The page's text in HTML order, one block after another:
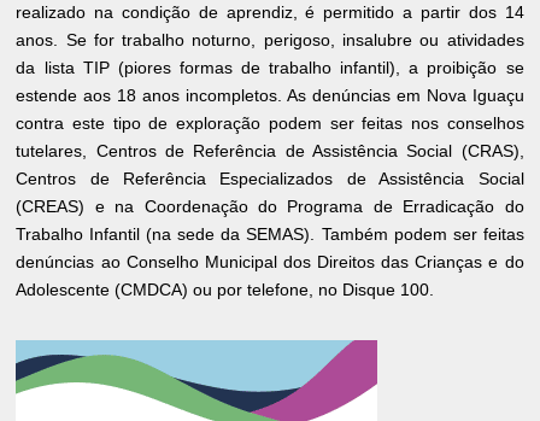
realizado na condição de aprendiz, é permitido a partir dos 14
anos. Se for trabalho noturno, perigoso, insalubre ou atividades
da lista TIP (piores formas de trabalho infantil), a proibição se
estende aos 18 anos incompletos. As denúncias em Nova Iguaçu
contra este tipo de exploração podem ser feitas nos conselhos
tutelares, Centros de Referência de Assistência Social (CRAS),
Centros de Referência Especializados de Assistência Social
(CREAS) e na Coordenação do Programa de Erradicação do
Trabalho Infantil (na sede da SEMAS). Também podem ser feitas
denúncias ao Conselho Municipal dos Direitos das Crianças e do
Adolescente (CMDCA) ou por telefone, no Disque 100.